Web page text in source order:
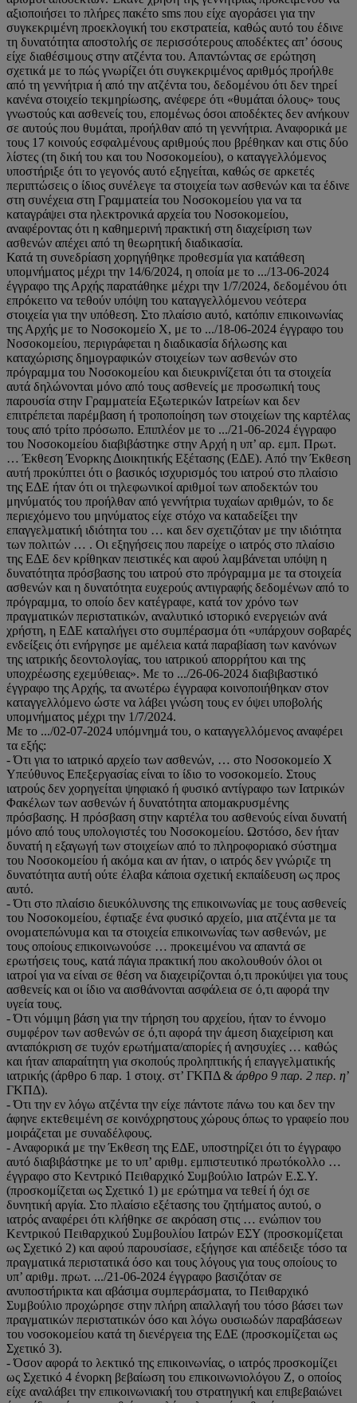
αξιοποιήσει το πλήρες πακέτο sms που είχε αγοράσει για την
συγκεκριμένη προεκλογική του εκστρατεία, καθώς αυτό του έδινε
τη δυνατότητα αποστολής σε περισσότερους αποδέκτες απ’ όσους
είχε διαθέσιμους στην ατζέντα του. Απαντώντας σε ερώτηση
σχετικά με το πώς γνωρίζει ότι συγκεκριμένος αριθμός προήλθε
από τη γεννήτρια ή από την ατζέντα του, δεδομένου ότι δεν τηρεί
κανένα στοιχείο τεκμηρίωσης, ανέφερε ότι «θυμάται όλους» τους
γνωστούς και ασθενείς του, επομένως όσοι αποδέκτες δεν ανήκουν
σε αυτούς που θυμάται, προήλθαν από τη γεννήτρια. Αναφορικά με
τους 17 κοινούς εσφαλμένους αριθμούς που βρέθηκαν και στις δύο
λίστες (τη δική του και του Νοσοκομείου), ο καταγγελλόμενος
υποστήριξε ότι το γεγονός αυτό εξηγείται, καθώς σε αρκετές
περιπτώσεις ο ίδιος συνέλεγε τα στοιχεία των ασθενών και τα έδινε
στη συνέχεια στη Γραμματεία του Νοσοκομείου για να τα
καταγράψει στα ηλεκτρονικά αρχεία του Νοσοκομείου,
αναφέροντας ότι η καθημερινή πρακτική στη διαχείριση των
ασθενών απέχει από τη θεωρητική διαδικασία.
Κατά τη συνεδρίαση χορηγήθηκε προθεσμία για κατάθεση
υπομνήματος μέχρι την 14/6/2024, η οποία με το .../13-06-2024
έγγραφο της Αρχής παρατάθηκε μέχρι την 1/7/2024, δεδομένου ότι
επρόκειτο να τεθούν υπόψη του καταγγελλόμενου νεότερα
στοιχεία για την υπόθεση. Στο πλαίσιο αυτό, κατόπιν επικοινωνίας
της Αρχής με το Νοσοκομείο Χ, με το .../18-06-2024 έγγραφο του
Νοσοκομείου, περιγράφεται η διαδικασία δήλωσης και
καταχώρισης δημογραφικών στοιχείων των ασθενών στο
πρόγραμμα του Νοσοκομείου και διευκρινίζεται ότι τα στοιχεία
αυτά δηλώνονται μόνο από τους ασθενείς με προσωπική τους
παρουσία στην Γραμματεία Εξωτερικών Ιατρείων και δεν
επιτρέπεται παρέμβαση ή τροποποίηση των στοιχείων της καρτέλας
τους από τρίτο πρόσωπο. Επιπλέον με το .../21-06-2024 έγγραφο
του Νοσοκομείου διαβιβάστηκε στην Αρχή η υπ’ αρ. εμπ. Πρωτ.
… Έκθεση Ένορκης Διοικητικής Εξέτασης (ΕΔΕ). Από την Έκθεση
αυτή προκύπτει ότι ο βασικός ισχυρισμός του ιατρού στο πλαίσιο
της ΕΔΕ ήταν ότι οι τηλεφωνικοί αριθμοί των αποδεκτών του
μηνύματός του προήλθαν από γεννήτρια τυχαίων αριθμών, το δε
περιεχόμενο του μηνύματος είχε στόχο να καταδείξει την
επαγγελματική ιδιότητα του … και δεν σχετιζόταν με την ιδιότητα
των πολιτών … . Οι εξηγήσεις που παρείχε ο ιατρός στο πλαίσιο
της ΕΔΕ δεν κρίθηκαν πειστικές και αφού λαμβάνεται υπόψη η
δυνατότητα πρόσβασης του ιατρού στο πρόγραμμα με τα στοιχεία
ασθενών και η δυνατότητα ευχερούς αντιγραφής δεδομένων από το
πρόγραμμα, το οποίο δεν κατέγραφε, κατά τον χρόνο των
πραγματικών περιστατικών, αναλυτικό ιστορικό ενεργειών ανά
χρήστη, η ΕΔΕ καταλήγει στο συμπέρασμα ότι «υπάρχουν σοβαρές
ενδείξεις ότι ενήργησε με αμέλεια κατά παραβίαση των κανόνων
της ιατρικής δεοντολογίας, του ιατρικού απορρήτου και της
υποχρέωσης εχεμύθειας». Με το .../26-06-2024 διαβιβαστικό
έγγραφο της Αρχής, τα ανωτέρω έγγραφα κοινοποιήθηκαν στον
καταγγελλόμενο ώστε να λάβει γνώση τους εν όψει υποβολής
υπομνήματος μέχρι την 1/7/2024.
Με το .../02-07-2024 υπόμνημά του, ο καταγγελλόμενος αναφέρει
τα εξής:
- Ότι για το ιατρικό αρχείο των ασθενών, … στο Νοσοκομείο Χ
Υπεύθυνος Επεξεργασίας είναι το ίδιο το νοσοκομείο. Στους
ιατρούς δεν χορηγείται ψηφιακό ή φυσικό αντίγραφο των Ιατρικών
Φακέλων των ασθενών ή δυνατότητα απομακρυσμένης
πρόσβασης. Η πρόσβαση στην καρτέλα του ασθενούς είναι δυνατή
μόνο από τους υπολογιστές του Νοσοκομείου. Ωστόσο, δεν ήταν
δυνατή η εξαγωγή των στοιχείων από το πληροφοριακό σύστημα
του Νοσοκομείου ή ακόμα και αν ήταν, ο ιατρός δεν γνώριζε τη
δυνατότητα αυτή ούτε έλαβα κάποια σχετική εκπαίδευση ως προς
αυτό.
- Ότι στο πλαίσιο διευκόλυνσης της επικοινωνίας με τους ασθενείς
του Νοσοκομείου, έφτιαξε ένα φυσικό αρχείο, μια ατζέντα με τα
ονοματεπώνυμα και τα στοιχεία επικοινωνίας των ασθενών, με
τους οποίους επικοινωνούσε … προκειμένου να απαντά σε
ερωτήσεις τους, κατά πάγια πρακτική που ακολουθούν όλοι οι
ιατροί για να είναι σε θέση να διαχειρίζονται ό,τι προκύψει για τους
ασθενείς και οι ίδιο να αισθάνονται ασφάλεια σε ό,τι αφορά την
υγεία τους.
- Ότι νόμιμη βάση για την τήρηση του αρχείου, ήταν το έννομο
συμφέρον των ασθενών σε ό,τι αφορά την άμεση διαχείριση και
ανταπόκριση σε τυχόν ερωτήματα/απορίες ή ανησυχίες … καθώς
και ήταν απαραίτητη για σκοπούς προληπτικής ή επαγγελματικής
ιατρικής (άρθρο 6 παρ. 1 στοιχ. στ’ ΓΚΠΔ & άρθρο 9 παρ. 2 περ. η’
ΓΚΠΔ).
- Ότι την εν λόγω ατζέντα την είχε πάντοτε πάνω του και δεν την
άφηνε εκτεθειμένη σε κοινόχρηστους χώρους όπως το γραφείο που
μοιράζεται με συναδέλφους.
- Αναφορικά με την Έκθεση της ΕΔΕ, υποστηρίζει ότι το έγγραφο
αυτό διαβιβάστηκε με το υπ’ αριθμ. εμπιστευτικό πρωτόκολλο …
έγγραφο στο Κεντρικό Πειθαρχικό Συμβούλιο Ιατρών Ε.Σ.Υ.
(προσκομίζεται ως Σχετικό 1) με ερώτημα να τεθεί ή όχι σε
δυνητική αργία. Στο πλαίσιο εξέτασης του ζητήματος αυτού, ο
ιατρός αναφέρει ότι κλήθηκε σε ακρόαση στις … ενώπιον του
Κεντρικού Πειθαρχικού Συμβουλίου Ιατρών ΕΣΥ (προσκομίζεται
ως Σχετικό 2) και αφού παρουσίασε, εξήγησε και απέδειξε τόσο τα
πραγματικά περιστατικά όσο και τους λόγους για τους οποίους το
υπ’ αριθμ. πρωτ. .../21-06-2024 έγγραφο βασιζόταν σε
ανυποστήρικτα και αβάσιμα συμπεράσματα, το Πειθαρχικό
Συμβούλιο προχώρησε στην πλήρη απαλλαγή του τόσο βάσει των
πραγματικών περιστατικών όσο και λόγω ουσιωδών παραβάσεων
του νοσοκομείου κατά τη διενέργεια της ΕΔΕ (προσκομίζεται ως
Σχετικό 3).
- Όσον αφορά το λεκτικό της επικοινωνίας, ο ιατρός προσκομίζει
ως Σχετικό 4 ένορκη βεβαίωση του επικοινωνιολόγου Ζ, ο οποίος
είχε αναλάβει την επικοινωνιακή του στρατηγική και επιβεβαιώνει